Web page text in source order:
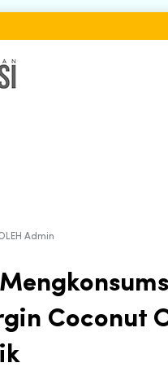
Admin
Coconut